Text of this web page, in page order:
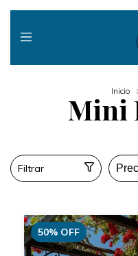
Inicio
Mini
Filtrar
50% OFF